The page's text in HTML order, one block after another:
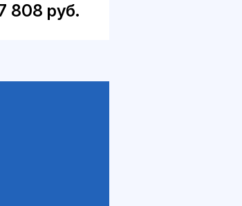
808 руб.